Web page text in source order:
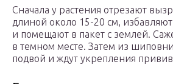
Сначала у растения отрезают
длиной около 15-20 см,
и помещают в пакет с землей.
в темном месте. Затем из
подвой и ждут укрепления